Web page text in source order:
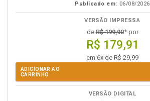
Publicado em: 06/08/2026
VERSÃO IMPRESSA
deR$ 199,90* por
R$ 179,91
em 6x de R$ 29,99
ADICIONAR AO
CARRINHO
VERSÃO DIGITAL